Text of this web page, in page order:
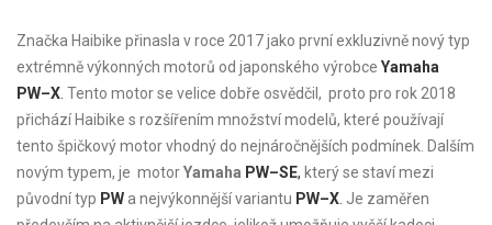
Značka Haibike přinasla v roce 2017 jako první exkluzivně nový typ
extrémně výkonných motorů od japonského výrobce Yamaha
PW–X Tento motor se velice dobře osvědčil, proto pro rok 2018
přichází Haibike s rozšířením množství modelů, které používají
tento špičkový motor vhodný do nejnáročnějších podmínek. Dalším
novým typem, je motorYamaha PW–SE, který se staví mezi
původní typ PW a nejvýkonnější variantu PW–X Je zaměřen